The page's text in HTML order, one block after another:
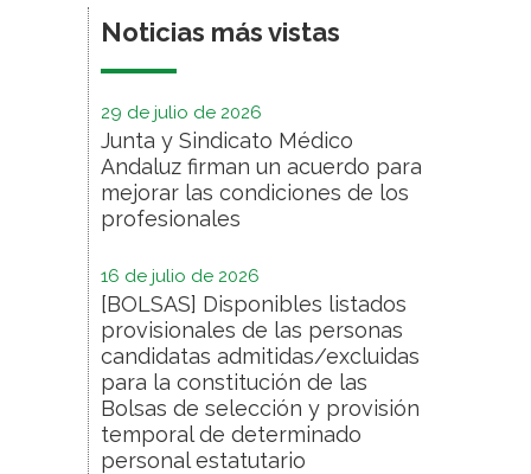
Noticias más vistas
29 de julio de 2026
Junta y Sindicato Médico
Andaluz firman un acuerdo para
mejorar las condiciones de los
profesionales
16 de julio de 2026
[BOLSAS] Disponibles listados
provisionales de las personas
candidatas admitidas/excluidas
para la constitución de las
Bolsas de selección y provisión
temporal de determinado
personal estatutario